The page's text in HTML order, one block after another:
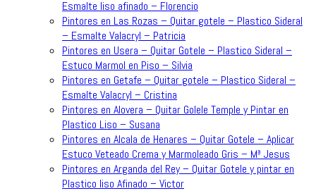
Esmalte liso afinado – Florencio
Pintores en Las Rozas – Quitar gotele – Plastico Sideral
– Esmalte Valacryl – Patricia
Pintores en Usera – Quitar Gotele – Plastico Sideral –
Estuco Marmol en Piso – Silvia
Pintores en Getafe – Quitar gotele – Plastico Sideral –
Esmalte Valacryl – Cristina
Pintores en Alovera – Quitar Golele Temple y Pintar en
Plastico Liso – Susana
Pintores en Alcala de Henares – Quitar Gotele – Aplicar
Estuco Veteado Crema y Marmoleado Gris – Mª Jesus
Pintores en Arganda del Rey – Quitar Gotele y pintar en
Plastico liso Afinado – Victor